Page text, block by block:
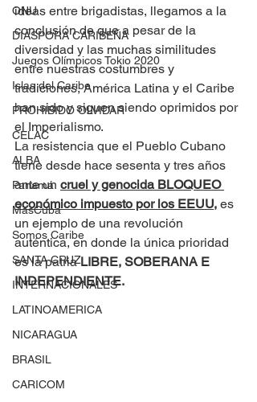
ONU
DIÁSPORA CARIBEÑA
Juegos Olímpicos Tokio 2020
Islas del Caribe
PROHIBIDO OLVIDAR
CELAC
ALBA
Panamá
MasCuba
Somos Caribe
SANTA CRUZ
INTERNACIONALES
LATINOAMERICA
NICARAGUA
BRASIL
CARICOM
ideas entre brigadistas, llegamos a la
conclusión de que a pesar de la
diversidad y las muchas similitudes
entre nuestras costumbres y
tradiciones, América Latina y el Caribe
han sido y siguen siendo oprimidos por
el Imperialismo.
La resistencia que el Pueblo Cubano
tiene desde hace sesenta y tres años
ante un cruel y genocida BLOQUEO
económico impuesto por los EEUU, es
un ejemplo de una revolución
auténtica, en donde la única prioridad
es la patria LIBRE, SOBERANA E
INDEPENDIENTE.